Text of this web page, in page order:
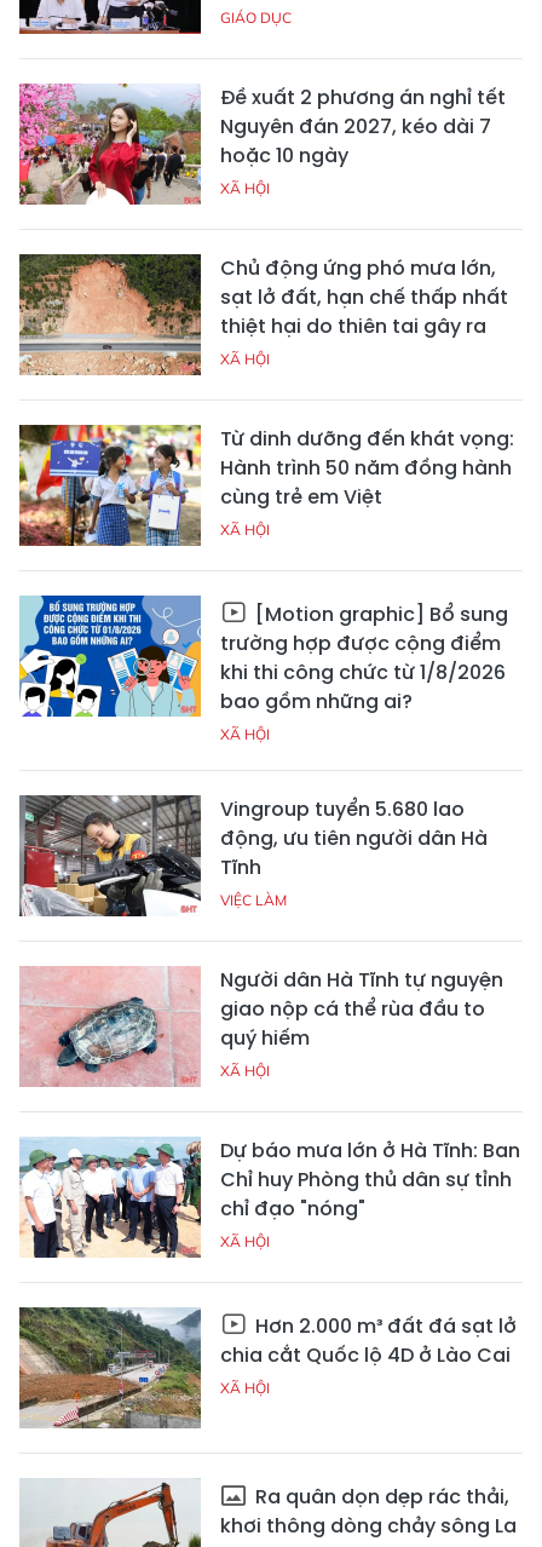
GIÁO DỤC
Đề xuất 2 phương án nghỉ tết
Nguyên đán 2027, kéo dài 7
hoặc 10 ngày
XÃ HỘI
Chủ động ứng phó mưa lớn,
sạt lở đất, hạn chế thấp nhất
thiệt hại do thiên tai gây ra
XÃ HỘI
Từ dinh dưỡng đến khát vọng:
Hành trình 50 năm đồng hành
cùng trẻ em Việt
XÃ HỘI
[Motion graphic] Bổ sung
trường hợp được cộng điểm
khi thi công chức từ 1/8/2026
bao gồm những ai?
XÃ HỘI
Vingroup tuyển 5.680 lao
động, ưu tiên người dân Hà
Tĩnh
VIỆC LÀM
Người dân Hà Tĩnh tự nguyện
giao nộp cá thể rùa đầu to
quý hiếm
XÃ HỘI
Dự báo mưa lớn ở Hà Tĩnh: Ban
Chỉ huy Phòng thủ dân sự tỉnh
chỉ đạo "nóng"
XÃ HỘI
Hơn 2.000 m³ đất đá sạt lở
chia cắt Quốc lộ 4D ở Lào Cai
XÃ HỘI
Ra quân dọn dẹp rác thải,
khơi thông dòng chảy sông La